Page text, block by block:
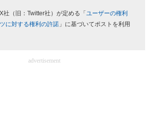
社（旧：Twitter社）が定める「 ユーザーの権利
に対する権利の許諾 」に基づいてポストを利用
advertisement